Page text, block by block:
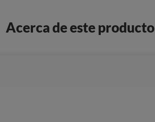
Acerca de este producto